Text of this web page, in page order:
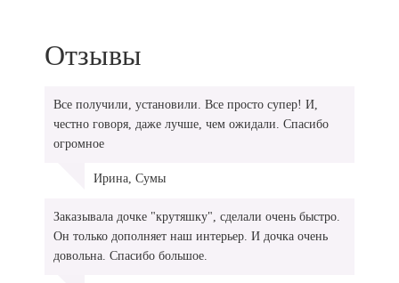
Отзывы
Все получили, установили. Все просто супер! И,
честно говоря, даже лучше, чем ожидали. Спасибо
огромное
Ирина, Сумы
Заказывала дочке "крутяшку", сделали очень быстро.
Он только дополняет наш интерьер. И дочка очень
довольна. Спасибо большое.